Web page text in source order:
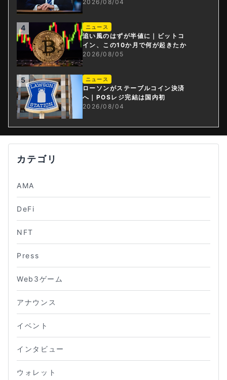
2026/08/04
4 ニュース
追い風のはずが半値に｜ビットコ
イン、この10か月で何が起きたか
2026/08/05
5 ニュース
ローソンがステーブルコイン決済
へ｜POSレジ完結は国内初
2026/08/04
カテゴリ
AMA
DeFi
NFT
Press
Web3ゲーム
アナウンス
イベント
インタビュー
ウォレット